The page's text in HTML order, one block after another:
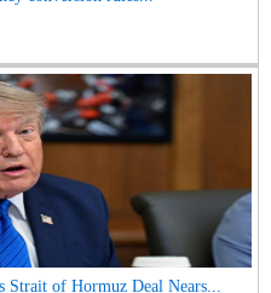
Strait of Hormuz Deal Nears...